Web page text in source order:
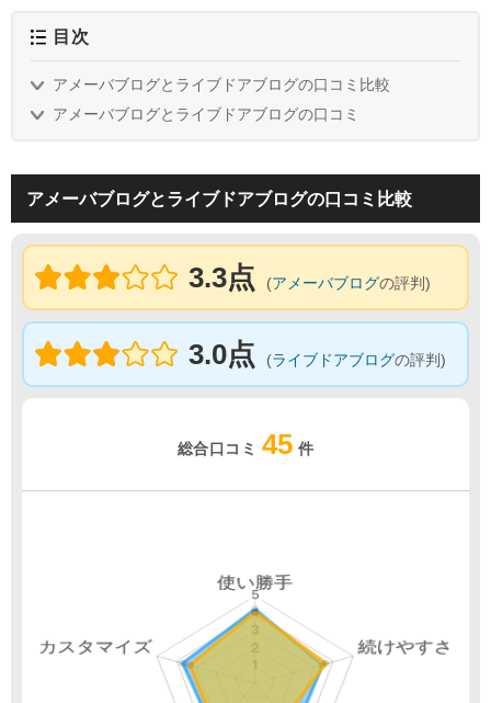
目次
アメーバブログとライブドアブログの口コミ比較
アメーバブログとライブドアブログの口コミ
アメーバブログとライブドアブログの口コミ比較
3.3点 (アメーバブログの評判)
3.0点 (ライブドアブログの評判)
総合口コミ 45 件